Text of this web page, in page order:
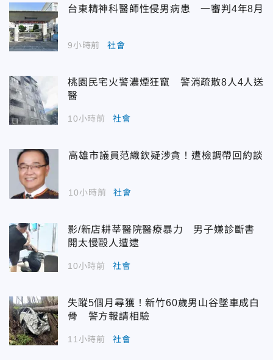
台東精神科醫師性侵男病患 一審判4年8月
9小時前 社會
桃園民宅火警濃煙狂竄 警消疏散8人4人送
醫
10小時前 社會
高雄市議員范織欽疑涉貪！遭檢調帶回約談
10小時前 社會
影/新店耕莘醫院醫療暴力 男子嫌診斷書
開太慢毆人遭逮
10小時前 社會
失蹤5個月尋獲！新竹60歲男山谷墜車成白
骨 警方報請相驗
11小時前 社會